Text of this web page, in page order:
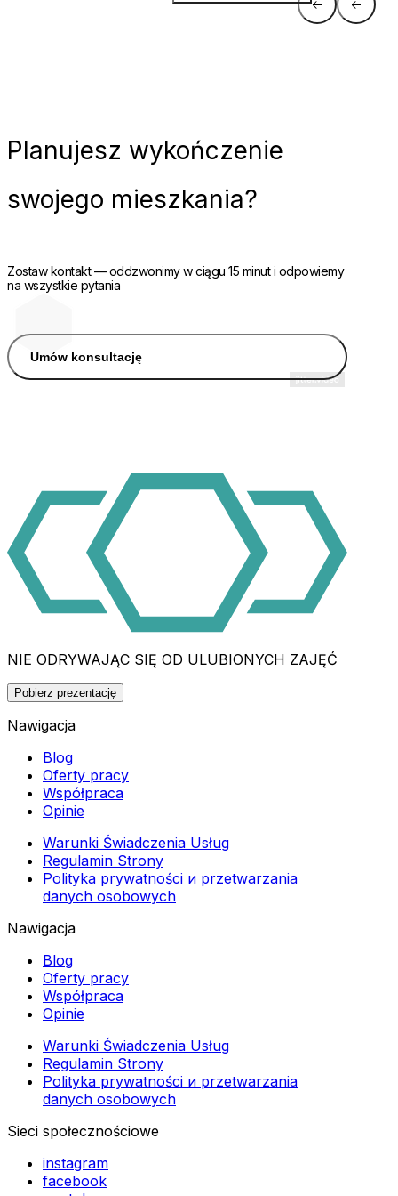
Planujesz wykończenie
swojego mieszkania?
Zostaw kontakt — oddzwonimy w ciągu 15 minut i odpowiemy
na wszystkie pytania
Umów konsultację
NIE ODRYWAJĄC SIĘ OD ULUBIONYCH ZAJĘĆ
Pobierz prezentację
Nawigacja
Blog
Oferty pracy
Współpraca
Opinie
Warunki Świadczenia Usług
Regulamin Strony
Polityka prywatności и przetwarzania
danych osobowych
Nawigacja
Blog
Oferty pracy
Współpraca
Opinie
Warunki Świadczenia Usług
Regulamin Strony
Polityka prywatności и przetwarzania
danych osobowych
Sieci społecznościowe
instagram
facebook